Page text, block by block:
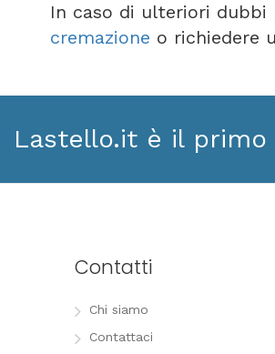
In caso di ulteriori dubbi
cremazione o richiedere
Lastello.it è il
Contatti
Chi siamo
Contattaci